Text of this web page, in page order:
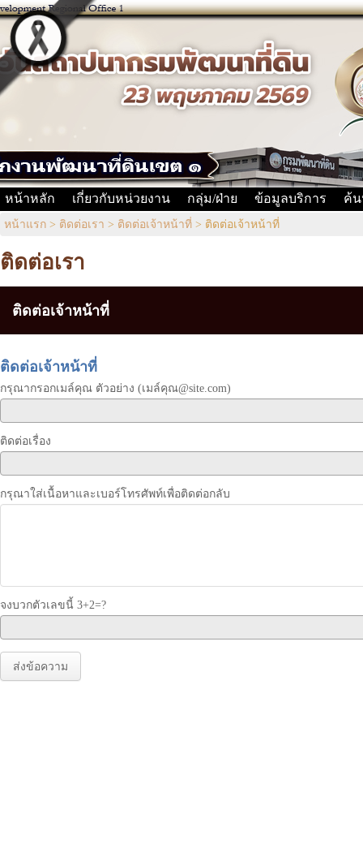
หน้าหลัก เกี่ยวกับหน่วยงาน กลุ่ม/ฝ่าย ข้อมูลบริการ ค้น
หน้าแรก > ติดต่อเรา > ติดต่อเจ้าหน้าที่ > ติดต่อเจ้าหน้าที่
ติดต่อเรา
ติดต่อเจ้าหน้าที่
ติดต่อเจ้าหน้าที่
กรุณากรอกเมล์คุณ ตัวอย่าง (เมล์คุณ@site.com)
ติดต่อเรื่อง
กรุณาใส่เนื้อหาและเบอร์โทรศัพท์เพื่อติดต่อกลับ
จงบวกตัวเลขนี้ 3+2=?